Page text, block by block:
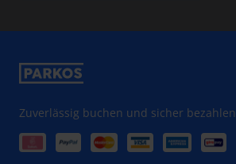
Zuverlässig buchen und sicher bezahlen